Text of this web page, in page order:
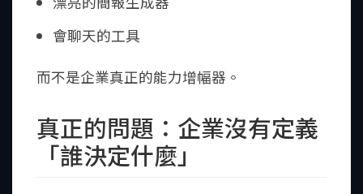
會聊天的工具
而不是企業真正的能力增幅器。
真正的問題：企業沒有定義
「誰決定什麼」